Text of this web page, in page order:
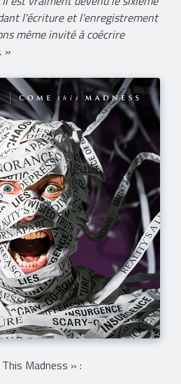
l'écriture et l'enregistrement
même invité à coécrire
»
Madness » :